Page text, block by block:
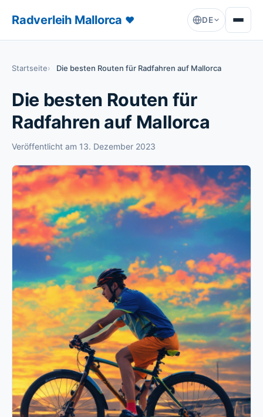
Radverleih Mallorca ♥ DE
Startseite Die besten Routen für Radfahren auf Mallorca
Die besten Routen für
Radfahren auf Mallorca
Veröffentlicht am 13. Dezember 2023